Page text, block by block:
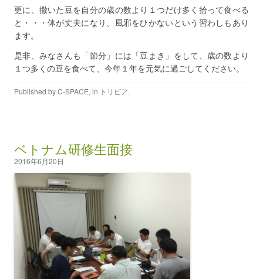
更に、撒いた豆を自分の歳の数より１つだけ多く拾って食べる
と・・・体が丈夫になり、風邪をひかないという習わしもあり
ます。
是非、みなさんも「節分」には「豆まき」をして、歳の数より
１つ多くの豆を食べて、今年１年を元気に過ごしてください。
Published byC-SPACE, in トリビア.
ベトナム研修生面接
2016年6月20日